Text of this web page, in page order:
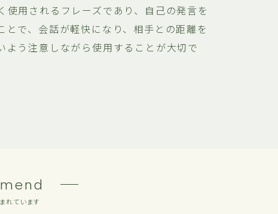
使用されるフレーズであり、自己の発言を
で、会話が軽快になり、相手との距離を
う注意しながら使用することが大切で
れています